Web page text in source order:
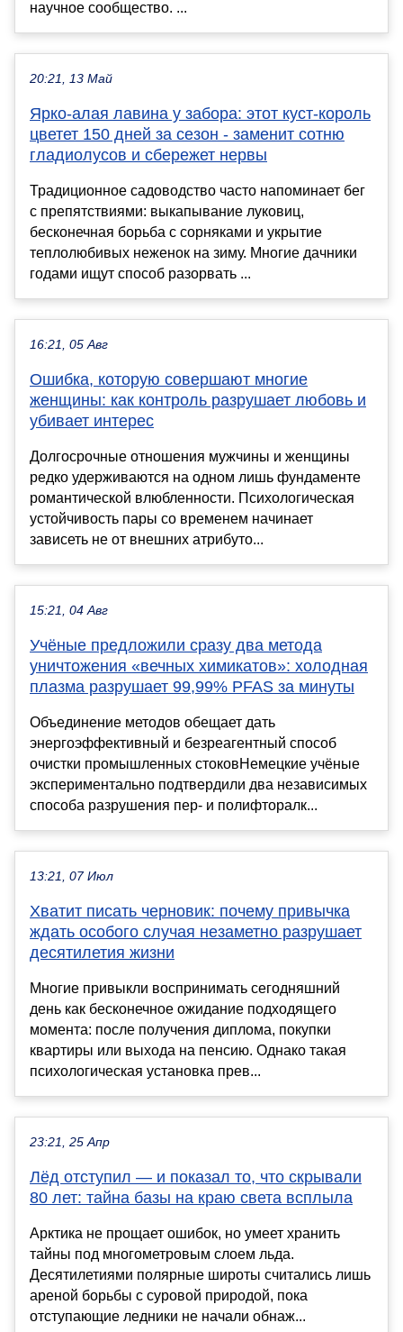
научное сообщество. ...
20:21, 13 Май
Ярко-алая лавина у забора: этот куст-король
цветет 150 дней за сезон - заменит сотню
гладиолусов и сбережет нервы
Традиционное садоводство часто напоминает бег
с препятствиями: выкапывание луковиц,
бесконечная борьба с сорняками и укрытие
теплолюбивых неженок на зиму. Многие дачники
годами ищут способ разорвать ...
16:21, 05 Авг
Ошибка, которую совершают многие
женщины: как контроль разрушает любовь и
убивает интерес
Долгосрочные отношения мужчины и женщины
редко удерживаются на одном лишь фундаменте
романтической влюбленности. Психологическая
устойчивость пары со временем начинает
зависеть не от внешних атрибуто...
15:21, 04 Авг
Учёные предложили сразу два метода
уничтожения «вечных химикатов»: холодная
плазма разрушает 99,99% PFAS за минуты
Объединение методов обещает дать
энергоэффективный и безреагентный способ
очистки промышленных стоковНемецкие учёные
экспериментально подтвердили два независимых
способа разрушения пер- и полифторалк...
13:21, 07 Июл
Хватит писать черновик: почему привычка
ждать особого случая незаметно разрушает
десятилетия жизни
Многие привыкли воспринимать сегодняшний
день как бесконечное ожидание подходящего
момента: после получения диплома, покупки
квартиры или выхода на пенсию. Однако такая
психологическая установка прев...
23:21, 25 Апр
Лёд отступил — и показал то, что скрывали
80 лет: тайна базы на краю света всплыла
Арктика не прощает ошибок, но умеет хранить
тайны под многометровым слоем льда.
Десятилетиями полярные широты считались лишь
ареной борьбы с суровой природой, пока
отступающие ледники не начали обнаж...